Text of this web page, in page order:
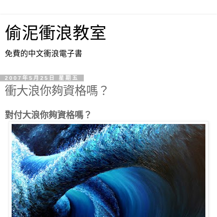
偷泥衝浪教室
免費的中文衝浪電子書
2007年5月25日 星期五
衝大浪你夠資格嗎？
對付大浪你夠資格嗎？